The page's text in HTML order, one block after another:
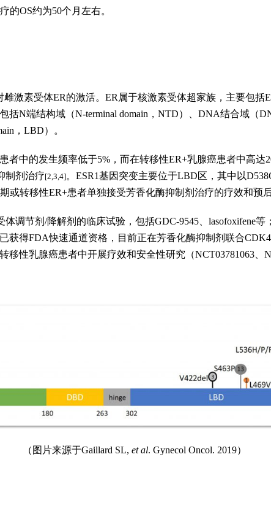
的OS约为50个月左右。
激素受体ER的激活。ER属于核激素受体超家族，主要包括
括N端结构域（N-terminal domain，NTD）、DNA结合域（
，LBD）。
者中的发生频率低于5%，而在转移性ER+乳腺癌患者中高达
制剂治疗[2,3,4]。ESR1基因突变主要位于LBD区，其中以
或转移性ER+患者单独接受芳香化酶抑制剂治疗的疗效和预
调节剂/降解剂的临床试验，包括GDC-9545、lasofoxifene等
获得FDA快速通道资格，目前正在芳香化酶抑制剂联合
移性乳腺癌患者中开展疗效和安全性研究（NCT03781063、
（图片来源于Gaillard SL, et al. Gynecol Oncol. 2019）